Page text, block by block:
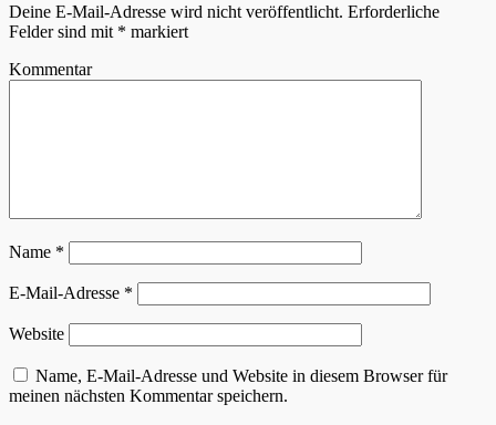
Deine E-Mail-Adresse wird nicht veröffentlicht. Erforderliche
Felder sind mit * markiert
Kommentar
Name *
E-Mail-Adresse *
Website
Name, E-Mail-Adresse und Website in diesem Browser für
meinen nächsten Kommentar speichern.